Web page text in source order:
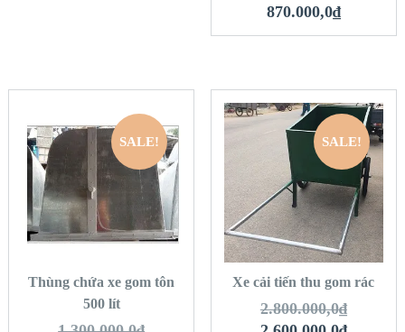
870.000,0₫
SALE!
QUICK LOOK
VIEW DETAILS
THÊM VÀO GIỎ
HÀNG
Thùng chứa xe gom tôn
500 lít
SALE!
QUICK LOOK
VIEW DETAILS
THÊM VÀO GIỎ
HÀNG
Xe cải tiến thu gom rác
2.800.000,0₫